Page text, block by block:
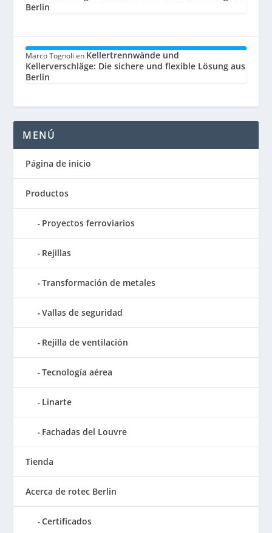
Berlin
Marco Tognoli en Kellertrennwände und
Kellerverschläge: Die sichere und flexible Lösung aus
Berlin
MENÚ
Página de inicio
Productos
Proyectos ferroviarios
Rejillas
Transformación de metales
Vallas de seguridad
Rejilla de ventilación
Tecnología aérea
Linarte
Fachadas del Louvre
Tienda
Acerca de rotec Berlin
Certificados